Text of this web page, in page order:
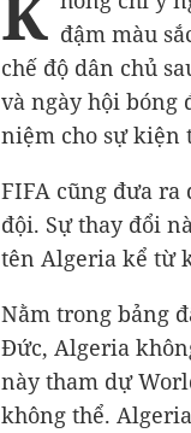
đậm màu
chế độ dân chủ
và ngày hội bóng
niệm cho sự kiện
FIFA cũng đưa ra
đội. Sự thay đổi
tên Algeria kể từ
Nằm trong bảng
Đức, Algeria
này tham dự
không thể.